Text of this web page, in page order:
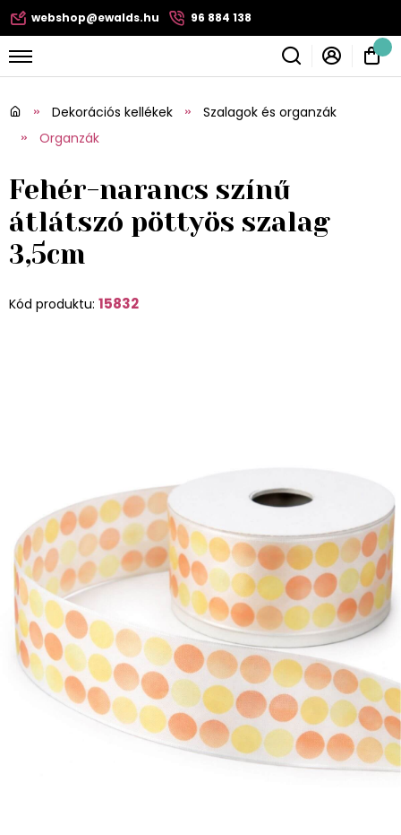
webshop@ewalds.hu 96 884 138
Dekorációs kellékek
Szalagok és organzák
Organzák
Fehér-narancs színű
átlátszó pöttyös szalag
3,5cm
Kód produktu: 15832